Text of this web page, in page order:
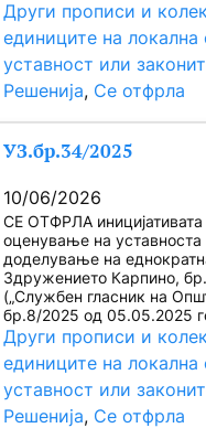
Други прописи и
единиците на локална
уставност или
Решенија, Се отфрла
УЗ.бр.34/2025
10/06/2026
СЕ ОТФРЛА
оценување на уставноста
доделување на
Здружението Карпино,
(„Службен гласник на
бр.8/2025 од 05.05.2025
Други прописи и
единиците на локална
уставност или
Решенија, Се отфрла